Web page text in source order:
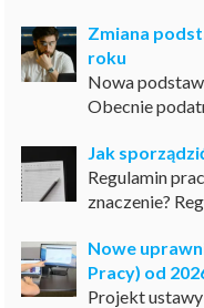
Zmiana
roku
Nowa
Obecnie
Jak
Regulamin
znaczenie?
Nowe
Pracy) od
Projekt